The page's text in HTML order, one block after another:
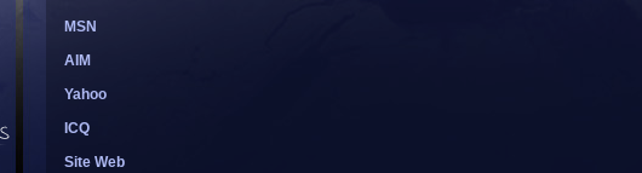
MSN
AIM
Yahoo
ICQ
Site Web